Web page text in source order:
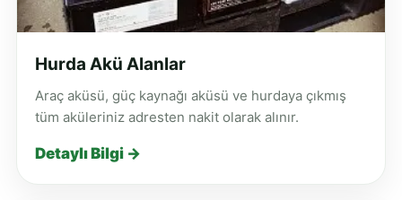
Hurda Akü Alanlar
Araç aküsü, güç kaynağı aküsü ve hurdaya çıkmış
tüm aküleriniz adresten nakit olarak alınır.
Detaylı Bilgi →